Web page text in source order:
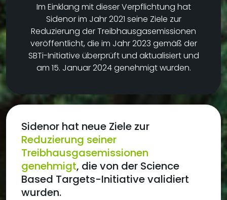
Im Einklang mit dieser Verpflichtung hat
Sidenor im Jahr 2021 seine Ziele zur
Reduzierung der Treibhausgasemissionen
veröffentlicht, die im Jahr 2023 gemäß der
SBTi-Initiative überprüft und aktualisiert und
am 15. Januar 2024 genehmigt wurden.
Sidenor hat neue Ziele zur
Reduzierung seiner
Treibhausgasemissionen
genehmigt, die von der Science
Based Targets-Initiative validiert
wurden.